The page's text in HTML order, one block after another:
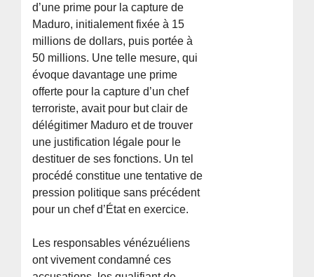
d’une prime pour la capture de
Maduro, initialement fixée à 15
millions de dollars, puis portée à
50 millions. Une telle mesure, qui
évoque davantage une prime
offerte pour la capture d’un chef
terroriste, avait pour but clair de
délégitimer Maduro et de trouver
une justification légale pour le
destituer de ses fonctions. Un tel
procédé constitue une tentative de
pression politique sans précédent
pour un chef d’État en exercice.
Les responsables vénézuéliens
ont vivement condamné ces